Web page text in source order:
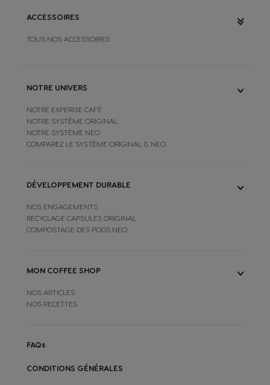
ACCESSOIRES
TOUS NOS ACCESSOIRES
NOTRE UNIVERS
NOTRE EXPERISE CAFÉ
NOTRE SYSTÈME ORIGINAL
NOTRE SYSTÈME NEO
COMPAREZ LE SYSTÈME ORIGINAL & NEO
DÉVELOPPEMENT DURABLE
NOS ENGAGEMENTS
RECYCLAGE CAPSULES ORIGINAL
COMPOSTAGE DES PODS NEO
MON COFFEE SHOP
NOS ARTICLES
NOS RECETTES
FAQs
CONDITIONS GÉNÉRALES